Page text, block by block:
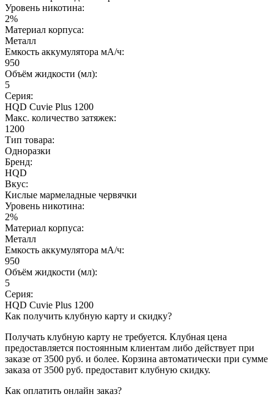
Уровень никотина:
2%
Материал корпуса:
Металл
Емкость аккумулятора мА/ч:
950
Объём жидкости (мл):
5
Серия:
HQD Cuvie Plus 1200
Макс. количество затяжек:
1200
Тип товара:
Одноразки
Бренд:
HQD
Вкус:
Кислые мармеладные червячки
Уровень никотина:
2%
Материал корпуса:
Металл
Емкость аккумулятора мА/ч:
950
Объём жидкости (мл):
5
Серия:
HQD Cuvie Plus 1200
Как получить клубную карту и скидку?
Получать клубную карту не требуется. Клубная цена
предоставляется постоянным клиентам либо действует при
заказе от 3500 руб. и более. Корзина автоматически при сумме
заказа от 3500 руб. предоставит клубную скидку.
Как оплатить онлайн заказ?